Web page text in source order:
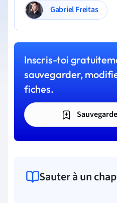
Gabriel Freitas
Inscris-toi
sauvegarder,
fiches.
Sauter à un